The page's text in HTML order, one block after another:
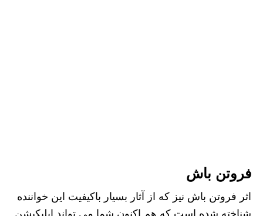
فروتن باش
اثر فروتن باش نیز که از آثار بسیار باکیفیت این خواننده